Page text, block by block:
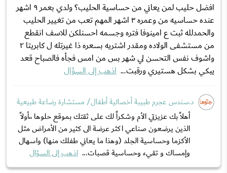
افضل حليب لمن يعاني من حساسية الحليب؟ ولدي بعمر ٩ اشهر
عنده حساسيه من وعمره ٣ اشهر المهم تعب من تغيير الحليب
والحمدلله ثبت ع امينوفا فتره وجسمه احسنلكن للاسف انقطع
من مستشفى الولاده ومقدر اشتريه بسعره ذا غيرتله ل كابريتا ٢
واشوف نفس التحسن لي شهر بس من امس فجأه فالصباح قعد
يبكي بشكل هستيري ورقبت... اذهب إلى السؤال
د.سندس عجرم طبيبة أخصائية أطفال/ مستشارة رضاعة طبيعية
أهلاً بك عزيزتي الأم وشكراً لك على ثقتك بموقع حلوها ،،أولاً
الذين يرضعون صناعي اكثر عرضة الى كثير من الأمراض مثل
الأكزما وحساسية الجلد (وهذا ما يعاني طفلك منها) واسهال
وإمساك و تقيء وحساسية قصبات... اذهب إلى السؤال